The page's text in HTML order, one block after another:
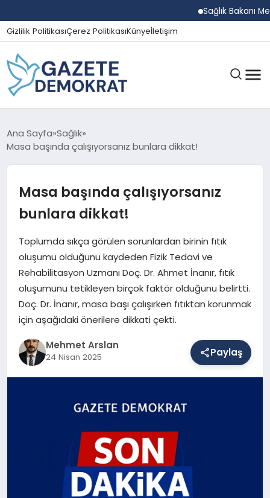
Sağlık Bakanı
Gizlilik PolitikasıÇerez PolitikasıKünyeİletişim
GÜNDEM
SPOR
MAGAZIN
SAĞLIK
EĞITIM
Ana Sayfa Sağlık
Masa başında çalışıyorsanız bunlara dikkat!
Masa başında çalışıyorsanız
bunlara dikkat!
Toplumda sıkça görülen sorunlardan birinin fıtık
oluşumu olduğunu kaydeden Fizik Tedavi ve
Rehabilitasyon Uzmanı Doç. Dr. Ahmet İnanır, fıtık
oluşumunu tetikleyen birçok faktör olduğunu belirtti.
Doç. Dr. İnanır, masa başı çalışırken fıtıktan korunmak
için aşağıdaki önerilere dikkati çekti.
Mehmet Arslan
24 Nisan 2025 Paylaş